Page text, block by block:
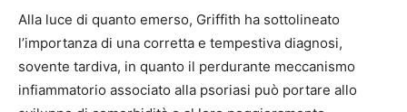
Alla luce di quanto emerso, Griffith ha sottolineato
l’importanza di una corretta e tempestiva diagnosi,
sovente tardiva, in quanto il perdurante meccanismo
infiammatorio associato alla psoriasi può portare allo